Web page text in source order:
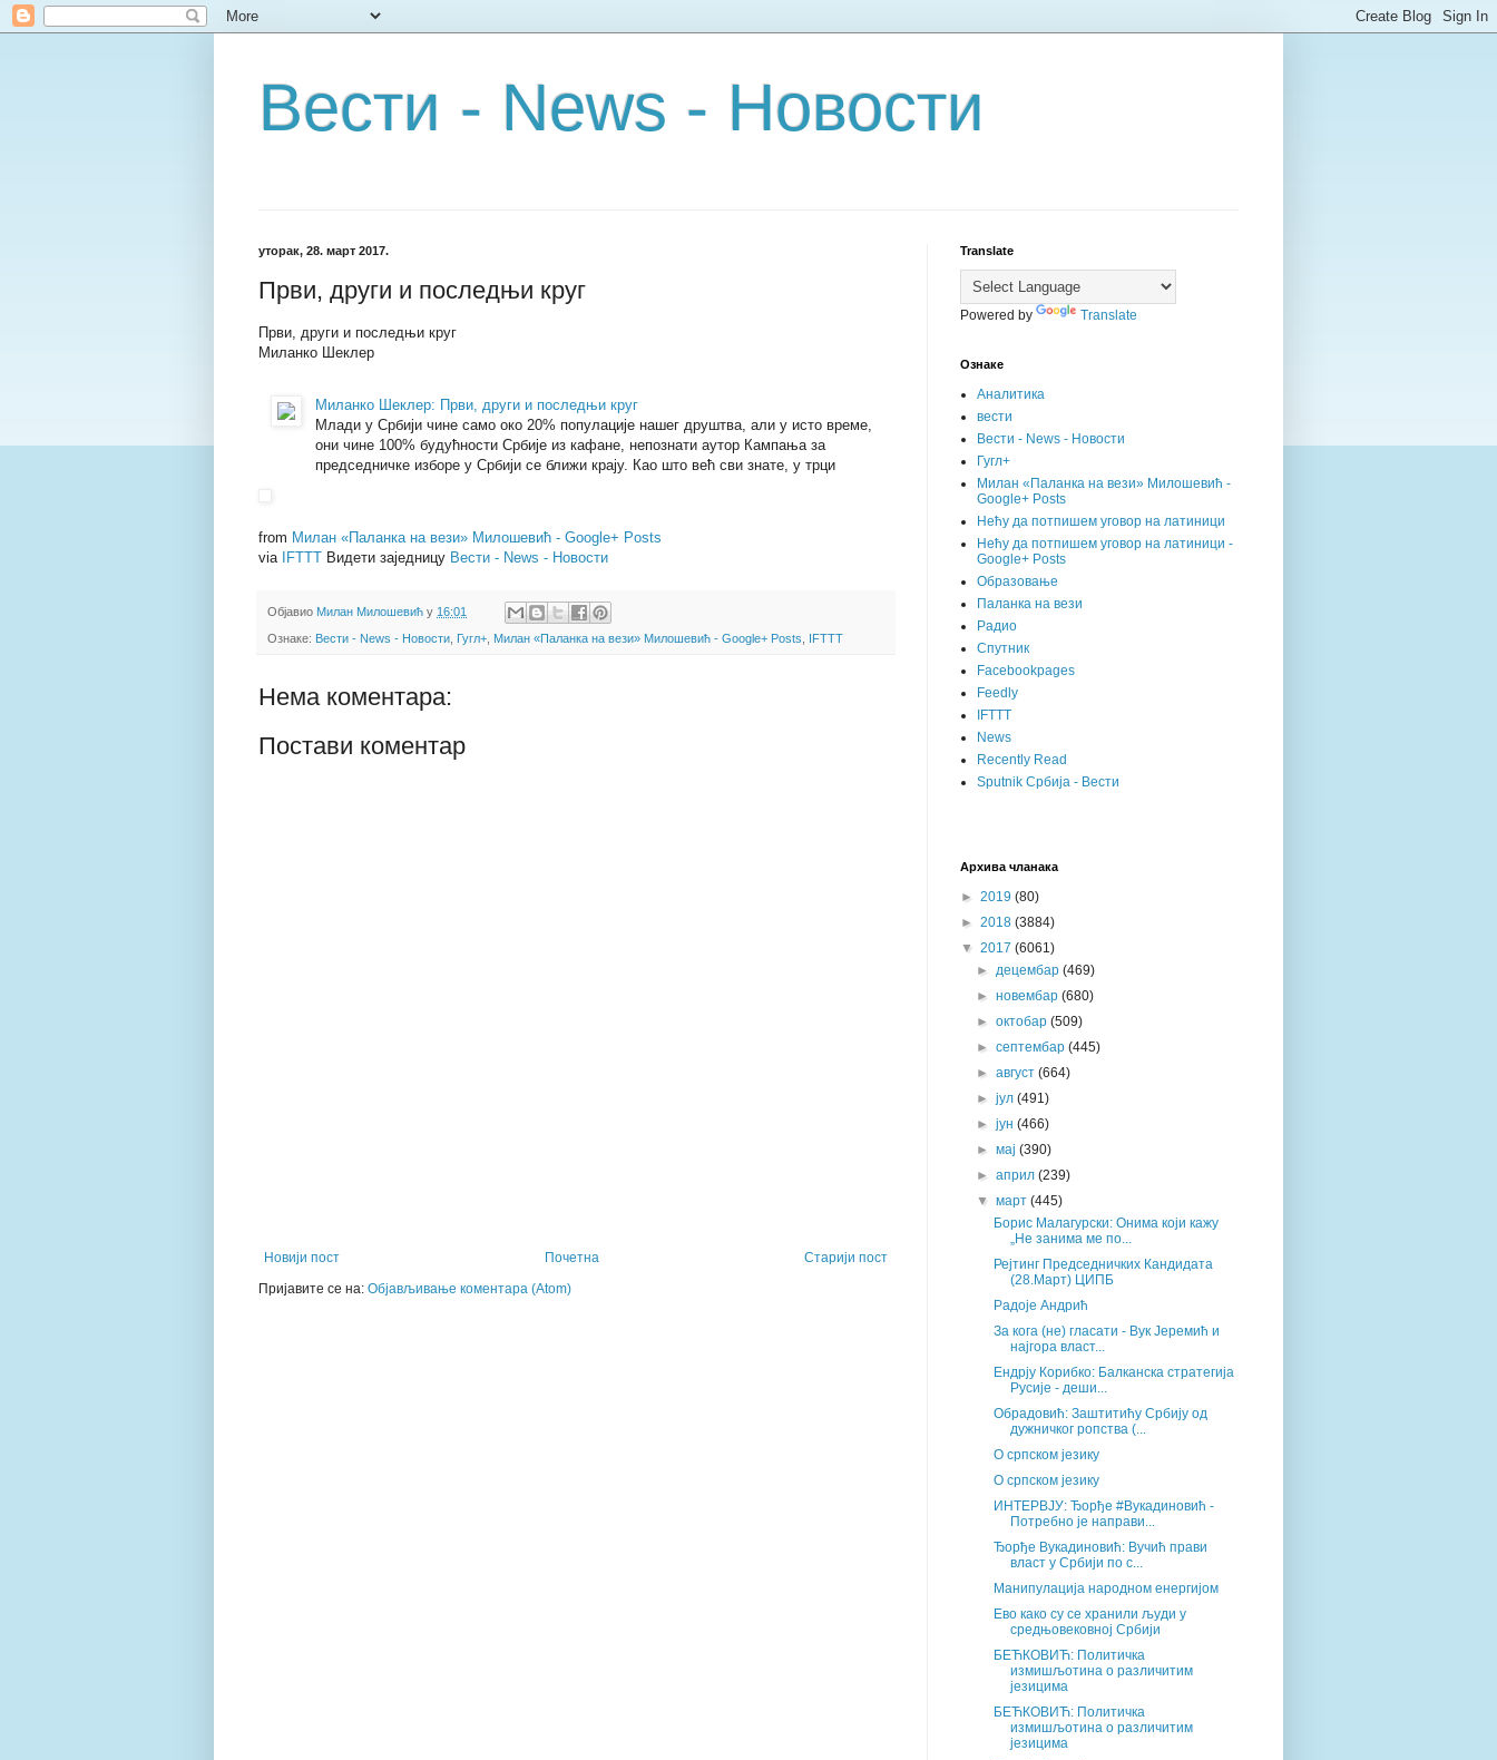
Вести - News - Новости
уторак, 28. март 2017.
Први, други и последњи круг
Први, други и последњи круг
Миланко Шеклер
Миланко Шеклер: Први, други и последњи круг
Млади у Србији чине само око 20% популације нашег друштва, али у исто време,
они чине 100% будућности Србије из кафане, непознати аутор Кампања за
председничке изборе у Србији се ближи крају. Као што већ сви знате, у трци
from Милан «Паланка на вези» Милошевић - Google+ Posts
via IFTTT Видети заједницу Вести - News - Новости
Објавио Милан Милошевић у 16:01
Ознаке: Вести - News - Новости Гугл+ Милан «Паланка на вези» Милошевић - Google+ Posts IFTTT
Нема коментара:
Постави коментар
Новији пост Старији пост
Почетна
Пријавите се на: Објављивање коментара (Atom)
Translate
Powered by Translate
Ознаке
Аналитика
вести
Вести - News - Новости
Гугл+
Милан «Паланка на вези» Милошевић -
Google+ Posts
Нећу да потпишем уговор на латиници
Нећу да потпишем уговор на латиници -
Google+ Posts
Образовање
Паланка на вези
Радио
Спутник
Facebookpages
Feedly
IFTTT
News
Recently Read
Sputnik Србија - Вести
Архива чланака
► 2019 (80)
► 2018 (3884)
▼ 2017 (6061)
►децембар(469)
►новембар(680)
►октобар(509)
►септембар(445)
►август(664)
►јул(491)
►јун(466)
►мај(390)
►април(239)
▼март(445)
Борис Малагурски: Онима који кажу
„Не занима ме по...
Рејтинг Председничких Кандидата
(28.Март) ЦИПБ
Радоје Андрић
За кога (не) гласати - Вук Јеремић и
најгора власт...
Ендрју Корибко: Балканска стратегија
Русије - деши...
Обрадовић: Заштитићу Србију од
дужничког ропства (...
О српском језику
О српском језику
ИНТЕРВЈУ: Ђорђе #Вукадиновић -
Потребно је направи...
Ђорђе Вукадиновић: Вучић прави
власт у Србији по с...
Манипулација народном енергијом
Ево како су се хранили људи у
средњовековној Србији
БЕЋКОВИЋ: Политичка
измишљотина о различитим
језицима
БЕЋКОВИЋ: Политичка
измишљотина о различитим
језицима